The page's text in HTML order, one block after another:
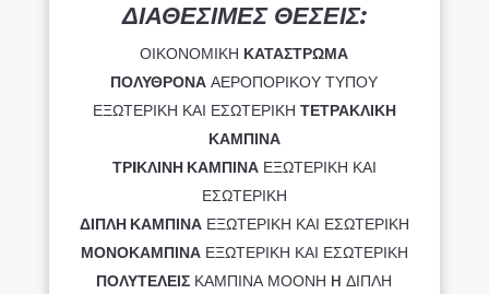
ΔΙΑΘΕΣΙΜΕΣ ΘΕΣΕΙΣ:
ΟΙΚΟΝΟΜΙΚΗ ΚΑΤΑΣΤΡΩΜΑ
ΠΟΛΥΘΡΟΝΑ ΑΕΡΟΠΟΡΙΚΟΥ ΤΥΠΟΥ
ΕΞΩΤΕΡΙΚΗ ΚΑΙ ΕΣΩΤΕΡΙΚΗ ΤΕΤΡΑΚΛΙΚΗ
ΚΑΜΠΙΝΑ
ΤΡIΚΛΙΝΗ ΚΑΜΠΙΝΑΕΞΩΤΕΡΙΚΗ ΚΑΙ
ΕΣΩΤΕΡΙΚΗ
ΔΙΠΛΗ ΚΑΜΠΙΝΑΕΞΩΤΕΡΙΚΗ ΚΑΙ ΕΣΩΤΕΡΙΚΗ
ΜΟΝΟΚΑΜΠΙΝΑΕΞΩΤΕΡΙΚΗ ΚΑΙ ΕΣΩΤΕΡΙΚΗ
ΠΟΛΥΤΕΛΕΙΣ ΚΑΜΠΙΝΑ ΜΟΟΝΗ H ΔΙΠΛΗ